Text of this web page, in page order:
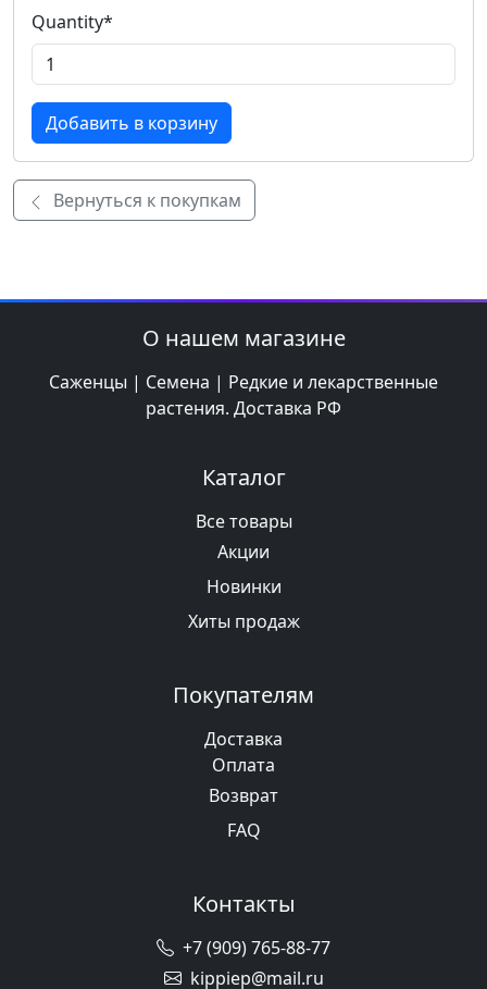
Quantity*
Вернуться к покупкам
О нашем магазине
Саженцы | Семена | Редкие и лекарственные
растения. Доставка РФ
Каталог
Все товары
Акции
Новинки
Хиты продаж
Покупателям
Доставка
Оплата
Возврат
FAQ
Контакты
+7 (909) 765-88-77
kippiep@mail.ru